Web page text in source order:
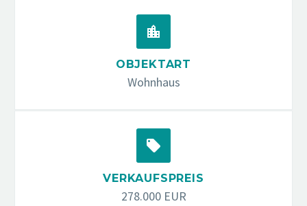


OBJEKTART
Wohnhaus


VERKAUFSPREIS
278.000 EUR